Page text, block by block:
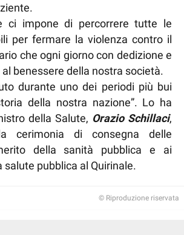
ci impone di percorrere tutte le
per fermare la violenza contro il
che ogni giorno con dedizione e
benessere della nostra società.
durante uno dei periodi più bui
della nostra nazione”. Lo ha
della Salute, Orazio Schillaci,
cerimonia di consegna delle
della sanità pubblica e ai
pubblica al Quirinale.
© Riproduzione riservata